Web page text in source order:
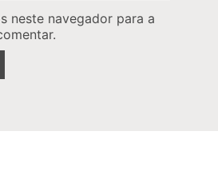
neste navegador para a